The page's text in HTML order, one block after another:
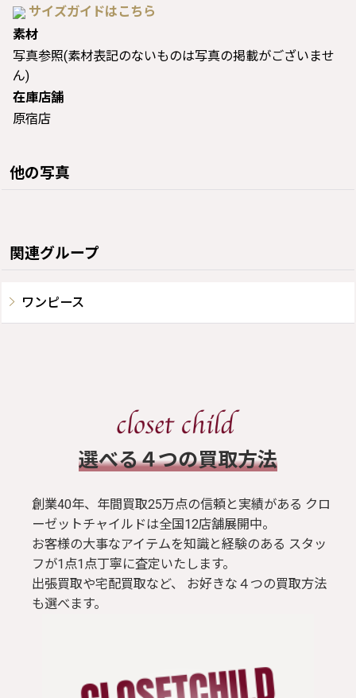
サイズガイドはこちら
素材
写真参照(素材表記のないものは写真の掲載がございませ
ん)
在庫店舗
原宿店
他の写真
関連グループ
ワンピース
​選べる４つの買取方法
創業40年、年間買取25万点の信頼と実績がある クロ
ーゼットチャイルドは全国12店舗展開中。
お客様の大事なアイテムを知識と経験のある スタッ
フが1点1点丁寧に査定いたします。
出張買取や宅配買取など、 お好きな４つの買取方法
も選べます。